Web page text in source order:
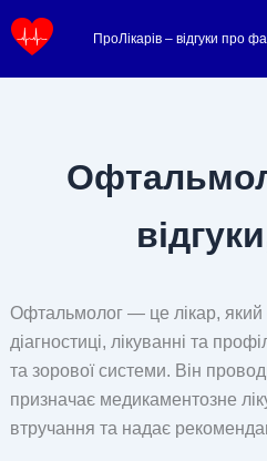
до
ПроЛікарів – відгуки про
Офтальмолог — це лікар, який
діагностиці, лікуванні та
та зорової системи. Він
призначає медикаментозне
втручання та надає